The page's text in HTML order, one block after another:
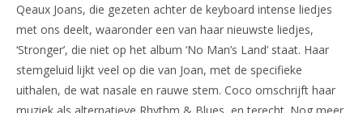
Qeaux Joans, die gezeten achter de keyboard intense liedjes
met ons deelt, waaronder een van haar nieuwste liedjes,
‘Stronger’, die niet op het album ‘No Man’s Land’ staat. Haar
stemgeluid lijkt veel op die van Joan, met de specifieke
uithalen, de wat nasale en rauwe stem. Coco omschrijft haar